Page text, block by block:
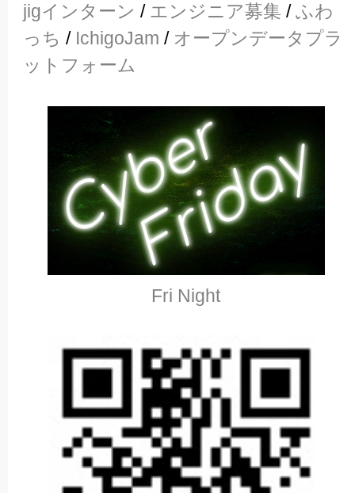
jigインターン / エンジニア募集 /ふわ
っち / IchigoJam / オープンデータプラ
ットフォーム
Fri Night